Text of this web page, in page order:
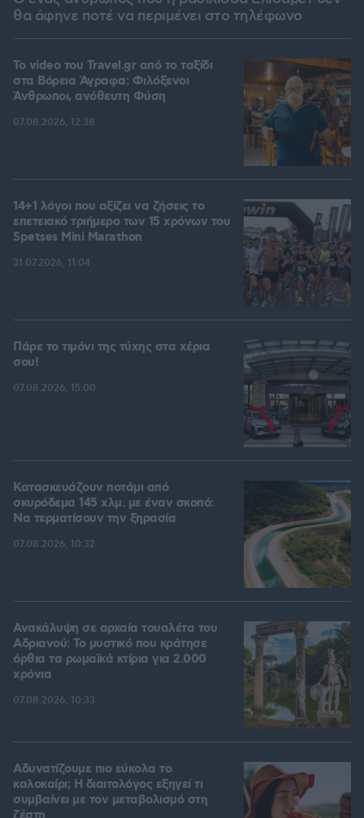
θα άφηνε ποτέ να περιμένει στο τηλέφωνο
To video του Travel.gr από το ταξίδι
στα Βόρεια Άγραφα: Φιλόξενοι
Άνθρωποι, ανόθευτη Φύση
07.08.2026, 12:38
14+1 λόγοι που αξίζει να ζήσεις το
επετειακό τριήμερο των 15 χρόνων του
Spetses Mini Marathon
31.07.2026, 11:04
Πάρε το τιμόνι της τύχης στα χέρια
σου!
07.08.2026, 15:00
Κατασκευάζουν ποτάμι από
σκυρόδεμα 145 χλμ. με έναν σκοπό:
Να τερματίσουν την ξηρασία
07.08.2026, 10:32
Ανακάλυψη σε αρχαία τουαλέτα του
Αδριανού: Το μυστικό που κράτησε
όρθια τα ρωμαϊκά κτίρια για 2.000
χρόνια
07.08.2026, 10:33
Αδυνατίζουμε πιο εύκολα το
καλοκαίρι; Η διαιτολόγος εξηγεί τι
συμβαίνει με τον μεταβολισμό στη